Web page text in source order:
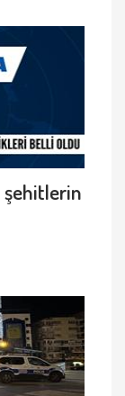
şehitlerin